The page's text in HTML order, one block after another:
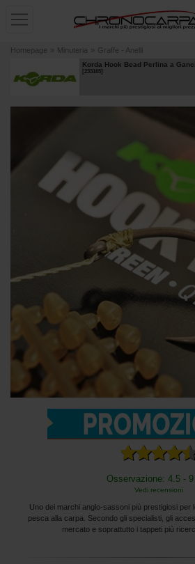
Homepage » Minuteria » Graffe - Anelli
Korda Hook Bead Perlina a
[233165]
Osservazione: 4.5 -
Vedi recensioni
Uno dei marchi anglo-sassoni più prestigiosi per
pesca alla carpa. Secondo gli specialisti, gli
mercato e soprattutto i tappeti più